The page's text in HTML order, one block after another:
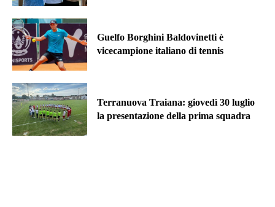
Guelfo Borghini Baldovinetti è
vicecampione italiano di tennis
Terranuova Traiana: giovedì 30 luglio
la presentazione della prima squadra